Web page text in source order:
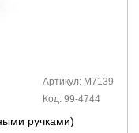
Артикул: М7139
Код: 99-4744
ручками)